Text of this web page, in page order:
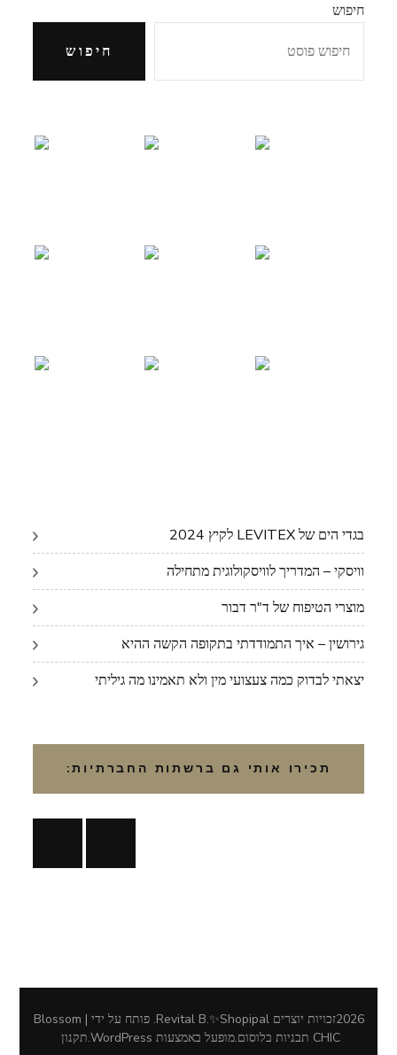
חיפוש
חיפוש
בגדי הים של LEVITEX לקיץ 2024
וויסקי – המדריך לוויסקולוגית מתחילה
מוצרי הטיפוח של ד"ר דבור
גירושין – איך התמודדתי בתקופה הקשה ההיא
יצאתי לבדוק כמה צעצועי מין ולא תאמינו מה גיליתי
תכירו אותי גם ברשתות החברתיות:
2026זכויות יוצרים Revital B.✨Shopipal
.
פותח על ידי | Blossom
CHIC תבניות בלוסום.מופעל באמצעות WordPress
.תקנון